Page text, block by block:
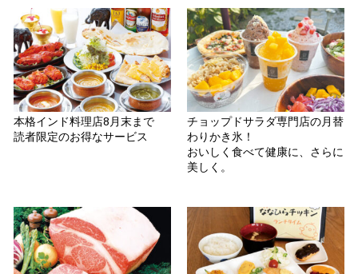
本格インド料理店8月末まで
読者限定のお得なサービス
チョップドサラダ専門店の月替
わりかき氷！
おいしく食べて健康に、さらに
美しく。